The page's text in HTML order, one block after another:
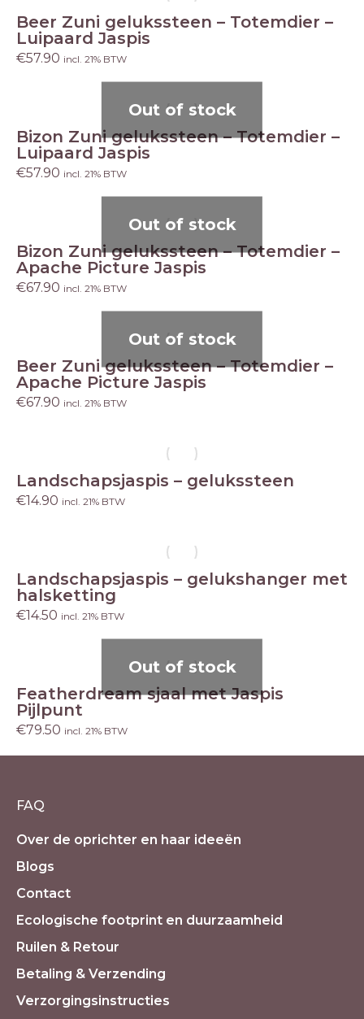
Beer Zuni gelukssteen – Totemdier –
Luipaard Jaspis
€57.90 incl. 21% BTW
Out of stock
Bizon Zuni gelukssteen – Totemdier –
Luipaard Jaspis
€57.90 incl. 21% BTW
Out of stock
Bizon Zuni gelukssteen – Totemdier –
Apache Picture Jaspis
€67.90 incl. 21% BTW
Out of stock
Beer Zuni gelukssteen – Totemdier –
Apache Picture Jaspis
€67.90 incl. 21% BTW
Landschapsjaspis – gelukssteen
€14.90 incl. 21% BTW
Landschapsjaspis – gelukshanger met
halsketting
€14.50 incl. 21% BTW
Out of stock
Featherdream sjaal met Jaspis
Pijlpunt
€79.50 incl. 21% BTW
FAQ
Over de oprichter en haar ideeën
Blogs
Contact
Ecologische footprint en duurzaamheid
Ruilen & Retour
Betaling & Verzending
Verzorgingsinstructies